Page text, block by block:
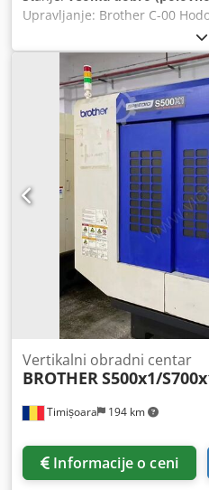
Upravljanje: Brother C-00
x 435 mm Dvostruki menjač
rotacije vretena: 16.000 min-1
BT 30 Pritisak rashladne
Ecjcswa 3D-sonda za
kolo Transportni sistem za
Timișoara 194 km
Vertikalni obradni centar
BROTHERS500x1/
Informacije o ceni